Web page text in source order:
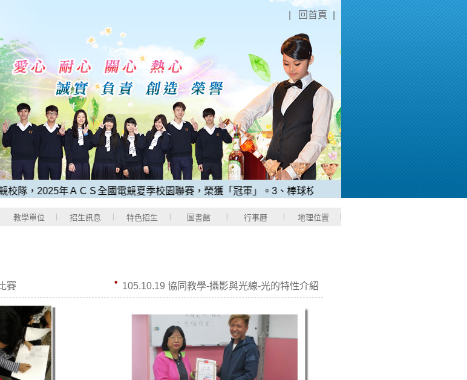
回首頁
年ＡＣＳ全國電競夏季校園聯賽，榮獲「冠軍」。3、棒球校隊應屆畢業生許O恩同學，榮獲2025中華
教學單位 招生訊息 特色招生 圖書館 行事曆 地理位置
賽 105.10.19 協同教學-攝影與光線-光的特性介紹